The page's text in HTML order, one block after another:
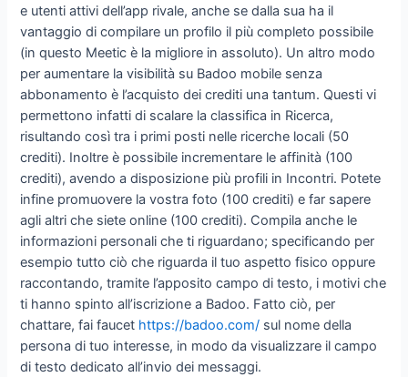
e utenti attivi dell’app rivale, anche se dalla sua ha il
vantaggio di compilare un profilo il più completo possibile
(in questo Meetic è la migliore in assoluto). Un altro modo
per aumentare la visibilità su Badoo mobile senza
abbonamento è l’acquisto dei crediti una tantum. Questi vi
permettono infatti di scalare la classifica in Ricerca,
risultando così tra i primi posti nelle ricerche locali (50
crediti). Inoltre è possibile incrementare le affinità (100
crediti), avendo a disposizione più profili in Incontri. Potete
infine promuovere la vostra foto (100 crediti) e far sapere
agli altri che siete online (100 crediti). Compila anche le
informazioni personali che ti riguardano; specificando per
esempio tutto ciò che riguarda il tuo aspetto fisico oppure
raccontando, tramite l’apposito campo di testo, i motivi che
ti hanno spinto all’iscrizione a Badoo. Fatto ciò, per
chattare, fai faucet https://badoo.com/ sul nome della
persona di tuo interesse, in modo da visualizzare il campo
di testo dedicato all’invio dei messaggi.